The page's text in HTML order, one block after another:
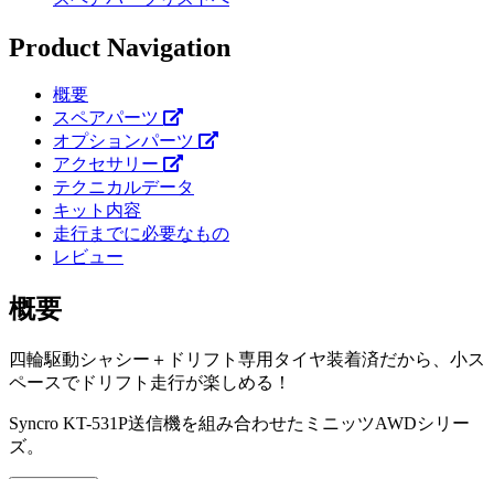
Product Navigation
概要
スペアパーツ
オプションパーツ
アクセサリー
テクニカルデータ
キット内容
走行までに必要なもの
レビュー
概要
四輪駆動シャシー＋ドリフト専用タイヤ装着済だから、小ス
ペースでドリフト走行が楽しめる！
Syncro KT-531P送信機を組み合わせたミニッツAWDシリー
ズ。